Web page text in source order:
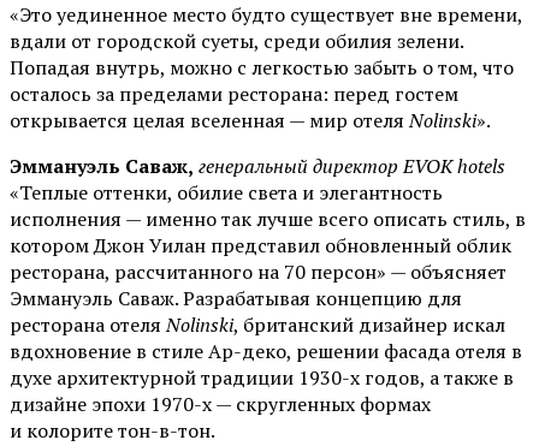
«Это уединенное место будто существует вне времени,
вдали от городской суеты, среди обилия зелени.
Попадая внутрь, можно с легкостью забыть о том, что
осталось за пределами ресторана: перед гостем
открывается целая вселенная — мир отеляNolinski».
Эммануэль Саваж, генеральный директор EVOK hotels
«Теплые оттенки, обилие света и элегантность
исполнения — именно так лучше всего описать стиль, в
котором Джон Уилан представил обновленный облик
ресторана, рассчитанного на 70 персон» — объясняет
Эммануэль Саваж. Разрабатывая концепцию для
ресторана отеляNolinski, британский дизайнер искал
вдохновение в стиле Ар-деко, решении фасада отеля в
духе архитектурной традиции 1930-х годов, а также в
дизайне эпохи 1970-х — скругленных формах
и колорите тон-в-тон.